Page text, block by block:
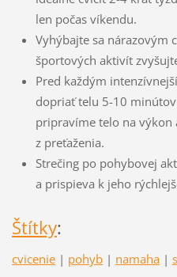
len počas víkendu.
Vyhýbajte sa nárazovým
športových aktivít
Pred každým
dopriať telu 5-10
pripravíme telo na
z preťaženia.
Strečing po pohybovej
a prispieva k jeho
Štítky:
cvicenie | pohyb | namaha |